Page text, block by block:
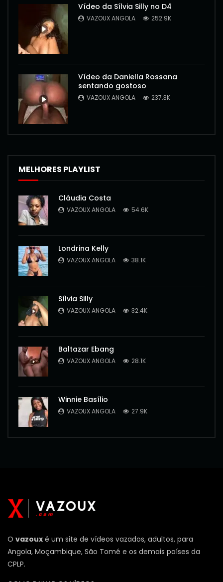
Vídeo da Sílvia Silly no D4
VAZOUX ANGOLA 252.9K
Vídeo da Daniella Rossana
sentando gostoso
VAZOUX ANGOLA 237.3K
MELHORES PLAYLIST
Cláudia Costa
VAZOUX ANGOLA 54.6K
Londrina Kelly
VAZOUX ANGOLA 38.1K
Sílvia Silly
VAZOUX ANGOLA 32.4K
Baltazar Ebang
VAZOUX ANGOLA 28.1K
Winnie Basílio
VAZOUX ANGOLA 27.9K
O vazoux é um site de vídeos vazados, adultos, para
Angola, Moçambique, São Tomé e os demais países da
CPLP.